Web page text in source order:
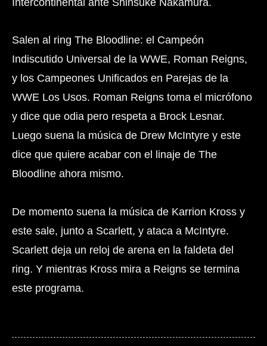
Salen al ring The Bloodline: el Campeón
Indiscutido Universal de la WWE, Roman Reigns,
y los Campeones Unificados en Parejas de la
WWE Los Usos. Roman Reigns toma el micrófono
y dice que odia pero respeta a Brock Lesnar.
Luego suena la música de Drew McIntyre y este
dice que quiere acabar con el linaje de The
Bloodline ahora mismo.
De momento suena la música de Karrion Kross y
este sale, junto a Scarlett, y ataca a McIntyre.
Scarlett deja un reloj de arena en la faldeta del
ring. Y mientras Kross mira a Reigns se termina
este programa.